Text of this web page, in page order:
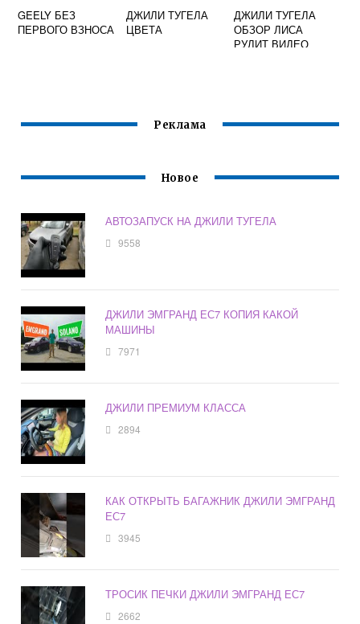
GEELY БЕЗ
ПЕРВОГО ВЗНОСА
ДЖИЛИ ТУГЕЛА
ЦВЕТА
ДЖИЛИ ТУГЕЛА
ОБЗОР ЛИСА
РУЛИТ ВИДЕО
Реклама
Новое
АВТОЗАПУСК НА ДЖИЛИ ТУГЕЛА
9558
ДЖИЛИ ЭМГРАНД ЕС7 КОПИЯ КАКОЙ
МАШИНЫ
7971
ДЖИЛИ ПРЕМИУМ КЛАССА
2894
КАК ОТКРЫТЬ БАГАЖНИК ДЖИЛИ ЭМГРАНД
ЕС7
3945
ТРОСИК ПЕЧКИ ДЖИЛИ ЭМГРАНД ЕС7
2662